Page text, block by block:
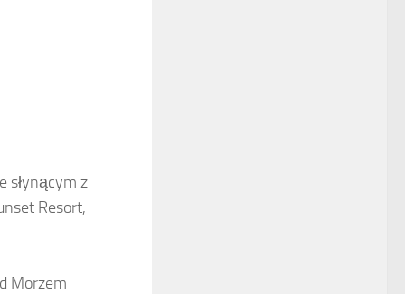
słynącym z
Resort,
Morzem